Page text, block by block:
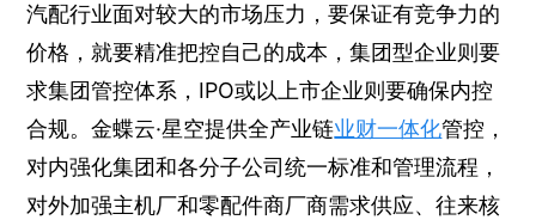
汽配行业面对较大的市场压力，要保证有竞争力的
价格，就要精准把控自己的成本，集团型企业则要
求集团管控体系，IPO或以上市企业则要确保内控
合规。金蝶云·星空提供全产业链业财一体化管控，
对内强化集团和各分子公司统一标准和管理流程，
对外加强主机厂和零配件商厂商需求供应、往来核